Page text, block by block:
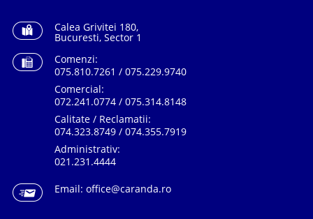
Calea Grivitei 180,
Bucuresti, Sector 1
Comenzi:
075.810.7261 / 075.229.9740
Comercial:
072.241.0774 / 075.314.8148
Calitate / Reclamatii:
074.323.8749 / 074.355.7919
Administrativ:
021.231.4444
Email: office@caranda.ro